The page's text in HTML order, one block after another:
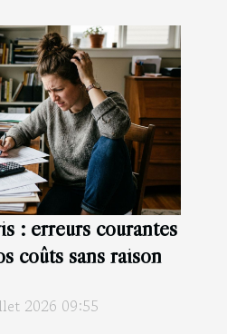
: erreurs courantes
coûts sans raison
2026 09:55